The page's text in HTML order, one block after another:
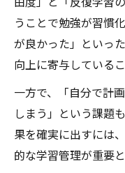
うことで勉強が習慣
が良かった」といっ
向上に寄与している
一方で、「自分で計
しまう」という課題
果を確実に出すには
的な学習管理が重要